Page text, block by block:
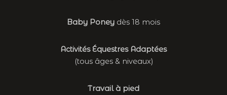
Baby Poney dès 18 mois
Activités Équestres Adaptées
(tous âges & niveaux)
Travail à pied